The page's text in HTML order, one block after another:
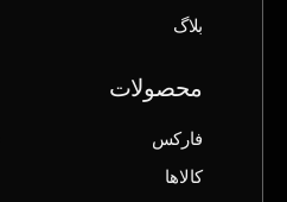
بلاگ
محصولات
فارکس
کالاها